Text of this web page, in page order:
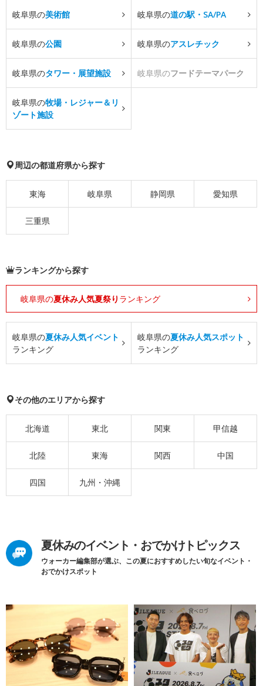
岐阜県の美術館 岐阜県の道の駅・SA/PA
岐阜県の公園 岐阜県のアスレチック
岐阜県のタワー・展望施設 岐阜県のフードテーマパーク
岐阜県の牧場・レジャー＆リ
ゾート施設
周辺の都道府県から探す
東海 岐阜県 静岡県 愛知県
三重県
ランキングから探す
岐阜県の夏休み人気夏祭り ランキング
岐阜県の夏休み人気イベント
ランキング
岐阜県の夏休み人気スポット
ランキング
その他のエリアから探す
北海道 東北 関東 甲信越
北陸 東海 関西 中国
四国 九州・沖縄
夏休みのイベント・おでかけトピックス
ウォーカー編集部が選ぶ、この夏におすすめしたい旬なイベント・
おでかけスポット